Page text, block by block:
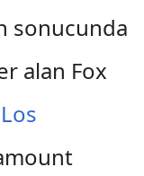
sonucunda
alan Fox
Los